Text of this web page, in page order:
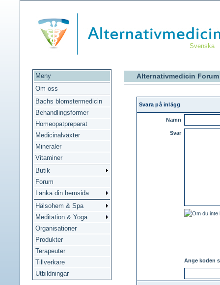
Svenska
Meny
Om oss
Bachs blomstermedicin
Behandlingsformer
Homeopatpreparat
Medicinalväxter
Mineraler
Vitaminer
Butik
Forum
Länka din hemsida
Hälsohem & Spa
Meditation & Yoga
Organisationer
Produkter
Terapeuter
Tillverkare
Utbildningar
Alternativmedicin Forum
Svara på inlägg
Namn
Svar
Ange koden